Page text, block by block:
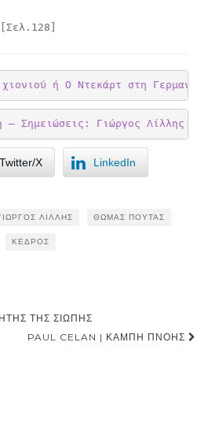
[Σελ.128]
ή Ο Ντεκάρτ στη
– Σημειώσεις: Γιώργος Λίλλης
Twitter/X LinkedIn
ΛΊΛΛΗΣ ΘΩΜΆΣ ΠΟΎΤΑΣ
ΚΈΔΡΟΣ
ΤΗΣ ΣΙΩΠΉΣ
PAUL CELAN | ΚΑΜΠΉ ΠΝΟΉΣ